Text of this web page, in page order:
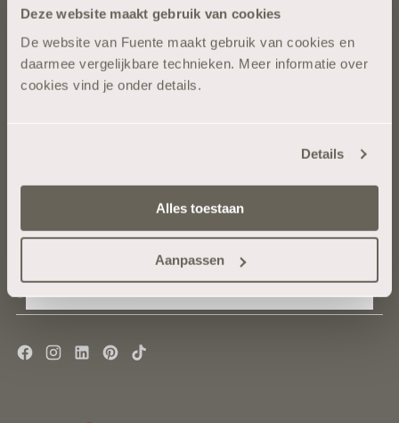
Deze website maakt gebruik van cookies
De website van Fuente maakt gebruik van cookies en
daarmee vergelijkbare technieken. Meer informatie over
cookies vind je onder details.
Details
Alles toestaan
Aanpassen
Everything that makes nature so beautiful in its purest
form is widely present in our collection.
COLLECTIONS
NEWSLETTER
Jouw
e-
10% korting
Blijf op de hoogte van haarverzorging die
echt werkt.
Ja, geef mij 10% korting
Nee, ik wil geen korting